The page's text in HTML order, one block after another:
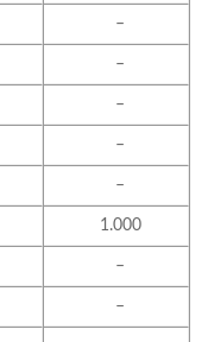
–
–
–
–
–
1.000
–
–